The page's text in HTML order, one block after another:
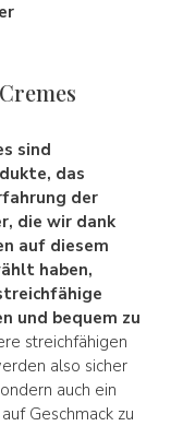
sind
das
der
, die wir dank
auf diesem
haben,
und bequem zu
streichfähigen
also sicher
auch ein
Geschmack zu